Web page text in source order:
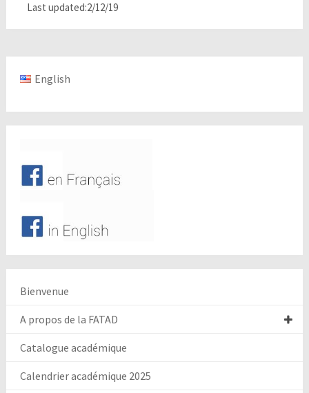
Last updated:2/12/19
English
Bienvenue
A propos de la FATAD
Catalogue académique
Calendrier académique 2025